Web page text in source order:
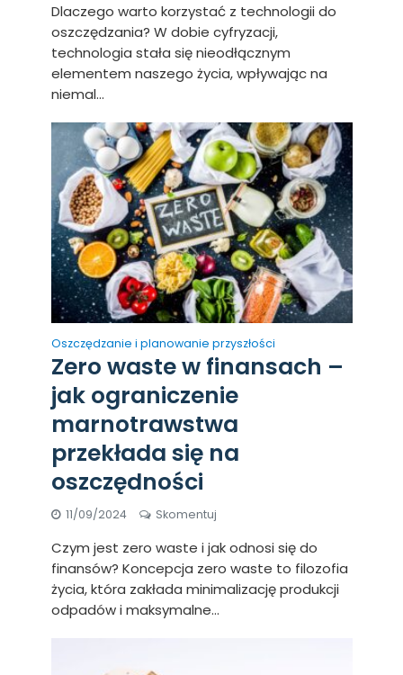
Dlaczego warto korzystać z technologii do
oszczędzania? W dobie cyfryzacji,
technologia stała się nieodłącznym
elementem naszego życia, wpływając na
niemal...
Oszczędzanie i planowanie przyszłości
Zero waste w finansach –
jak ograniczenie
marnotrawstwa
przekłada się na
oszczędności
11/09/2024 Skomentuj
Czym jest zero waste i jak odnosi się do
finansów? Koncepcja zero waste to filozofia
życia, która zakłada minimalizację produkcji
odpadów i maksymalne...